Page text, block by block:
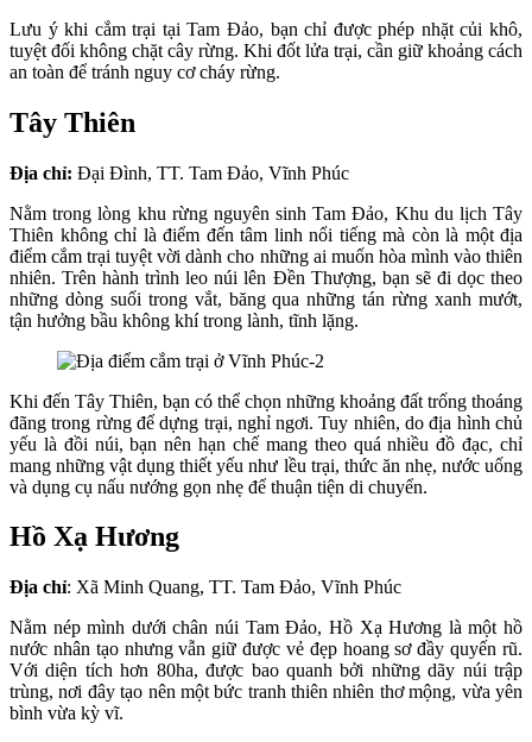
Lưu ý khi cắm trại tại Tam Đảo, bạn chỉ được phép nhặt củi khô,
tuyệt đối không chặt cây rừng. Khi đốt lửa trại, cần giữ khoảng cách
an toàn để tránh nguy cơ cháy rừng.
Tây Thiên
Địa chỉ: Đại Đình, TT. Tam Đảo, Vĩnh Phúc
Nằm trong lòng khu rừng nguyên sinh Tam Đảo, Khu du lịch Tây
Thiên không chỉ là điểm đến tâm linh nổi tiếng mà còn là một địa
điểm cắm trại tuyệt vời dành cho những ai muốn hòa mình vào thiên
nhiên. Trên hành trình leo núi lên Đền Thượng, bạn sẽ đi dọc theo
những dòng suối trong vắt, băng qua những tán rừng xanh mướt,
tận hưởng bầu không khí trong lành, tĩnh lặng.
Khi đến Tây Thiên, bạn có thể chọn những khoảng đất trống thoáng
đãng trong rừng để dựng trại, nghỉ ngơi. Tuy nhiên, do địa hình chủ
yếu là đồi núi, bạn nên hạn chế mang theo quá nhiều đồ đạc, chỉ
mang những vật dụng thiết yếu như lều trại, thức ăn nhẹ, nước uống
và dụng cụ nấu nướng gọn nhẹ để thuận tiện di chuyển.
Hồ Xạ Hương
Địa chỉ: Xã Minh Quang, TT. Tam Đảo, Vĩnh Phúc
Nằm nép mình dưới chân núi Tam Đảo, Hồ Xạ Hương là một hồ
nước nhân tạo nhưng vẫn giữ được vẻ đẹp hoang sơ đầy quyến rũ.
Với diện tích hơn 80ha, được bao quanh bởi những dãy núi trập
trùng, nơi đây tạo nên một bức tranh thiên nhiên thơ mộng, vừa yên
bình vừa kỳ vĩ.